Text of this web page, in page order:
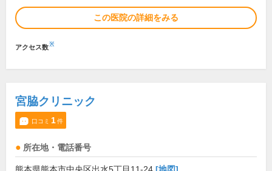
この医院の詳細をみる
アクセス数※
宮脇クリニック
口コミ 1件
所在地・電話番号